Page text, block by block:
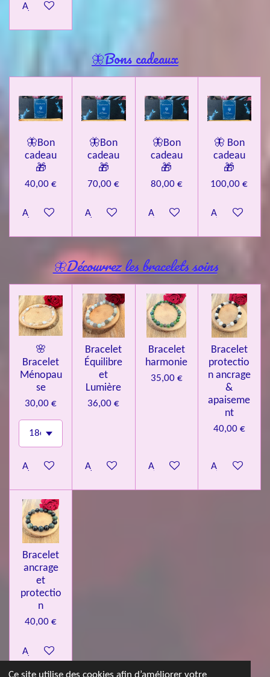
Ce site utilise des cookies afin d’améliorer votre
Ajouter au panier
🦋Bons cadeaux
🦋Bon
cadeau
🎁
40,00 €
Ajouter au panier
🦋Bon
cadeau
🎁
70,00 €
Ajouter au panier
🦋Bon
cadeau
🎁
80,00 €
Ajouter au panier
🦋 Bon
cadeau
🎁
100,00 €
Ajouter au
🦋Découvrez les bracelets soins
🌸
Bracelet
Ménopau
se
30,00 €
Ajouter au panier
Bracelet
Équilibre
et
Lumière
36,00 €
Ajouter au panier
Bracelet
harmonie
35,00 €
Ajouter au panier
Bracelet
protectio
n ancrage
&
apaiseme
nt
40,00 €
Ajouter au
Bracelet
ancrage
et
protectio
n
40,00 €
Ajouter au panier